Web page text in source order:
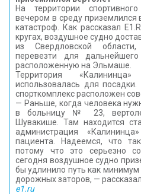
На территории
вечером в среду
катастроф. Как рассказал
кругах, воздушное судно
из Свердловской области,
перевезти для
расположенную на Эльмаше.
Территория
использовалась для
спорткомплекс расположен
— Раньше, когда человека
в больницу № 23,
Шувакише. Там находится
администрация
пациента. Надеемся, что
потому что это серьезно
сегодня воздушное судно
бы удлинило путь как
дорожных заторов, — рассказал
e1.ru